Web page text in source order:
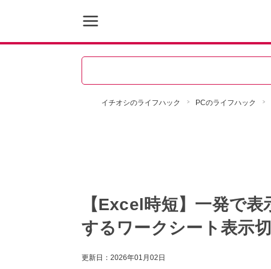
イチオシのライフハック PCのライフハック
【Excel時短】一発で
するワークシート表示
更新日： 2026年01月02日